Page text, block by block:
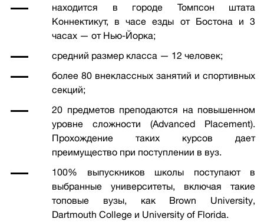
находится в городе Томпсон штата
Коннектикут, в часе езды от Бостона и 3
часах — от Нью-Йорка;
средний размер класса — 12 человек;
более 80 внеклассных занятий и спортивных
секций;
20 предметов преподаются на повышенном
уровне сложности (Advanced Placement).
Прохождение таких курсов дает
преимущество при поступлении в вуз.
100% выпускников школы поступают в
выбранные университеты, включая такие
топовые вузы, как Brown University,
Dartmouth College и University of Florida.